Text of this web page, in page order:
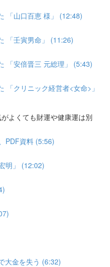
「山口百恵 様」 (12:48)
「壬寅男命」 (11:26)
「安倍晋三 元総理」 (5:43)
「クリニック経営者<女命>」
よくても財運や健康運は別
PDF資料 (5:56)
明」 (12:02)
大金を失う (6:32)